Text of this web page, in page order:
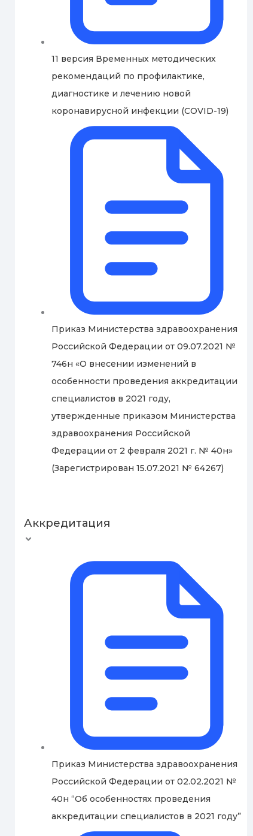
11 версия Временных методических
рекомендаций по профилактике,
диагностике и лечению новой
коронавирусной инфекции (COVID-19)
Приказ Министерства здравоохранения
Российской Федерации от 09.07.2021 №
746н «О внесении изменений в
особенности проведения аккредитации
специалистов в 2021 году,
утвержденные приказом Министерства
здравоохранения Российской
Федерации от 2 февраля 2021 г. № 40н»
(Зарегистрирован 15.07.2021 № 64267)
Аккредитация
Приказ Министерства здравоохранения
Российской Федерации от 02.02.2021 №
40н “Об особенностях проведения
аккредитации специалистов в 2021 году”